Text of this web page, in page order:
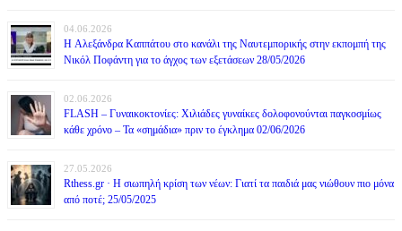
04.06.2026
H Αλεξάνδρα Καππάτου στο κανάλι της Ναυτεμπορικής στην εκπομπή της
Νικόλ Ποφάντη για το άγχος των εξετάσεων 28/05/2026
02.06.2026
FLASH – Γυναικοκτονίες: Χιλιάδες γυναίκες δολοφονούνται παγκοσμίως
κάθε χρόνο – Τα «σημάδια» πριν το έγκλημα 02/06/2026
27.05.2026
Rthess.gr · Η σιωπηλή κρίση των νέων: Γιατί τα παιδιά μας νιώθουν πιο μόνα
από ποτέ; 25/05/2025